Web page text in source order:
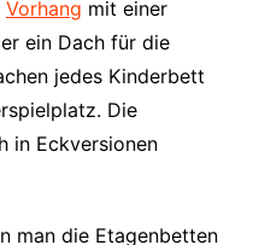
Vorhang mit einer
ein Dach für die
jedes Kinderbett
Die
in Eckversionen
man die Etagenbetten